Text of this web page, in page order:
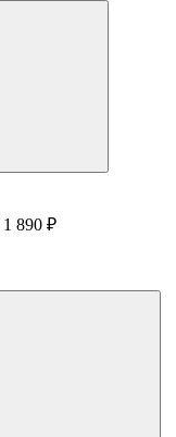
1 890 ₽